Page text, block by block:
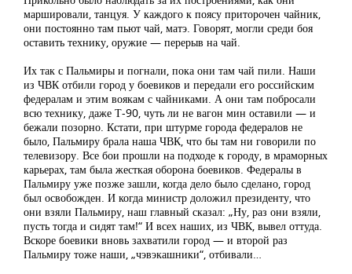
маршировали, танцуя. У каждого к поясу приторочен чайник,
они постоянно там пьют чай, матэ. Говорят, могли среди боя
оставить технику, оружие — перерыв на чай.
Их так с Пальмиры и погнали, пока они там чай пили. Наши
из ЧВК отбили город у боевиков и передали его российским
федералам и этим воякам с чайниками. А они там побросали
всю технику, даже Т-90, чуть ли не вагон мин оставили — и
бежали позорно. Кстати, при штурме города федералов не
было, Пальмиру брала наша ЧВК, что бы там ни говорили по
телевизору. Все бои прошли на подходе к городу, в мраморных
карьерах, там была жесткая оборона боевиков. Федералы в
Пальмиру уже позже зашли, когда дело было сделано, город
был освобожден. И когда министр доложил президенту, что
они взяли Пальмиру, наш главный сказал: „Ну, раз они взяли,
пусть тогда и сидят там!“ И всех наших, из ЧВК, вывел оттуда.
Вскоре боевики вновь захватили город — и второй раз
Пальмиру тоже наши, „чэвэкашники“, отбивали…